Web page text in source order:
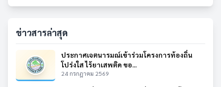
ข่าวสารล่าสุด
ประกาศเจตนารมณ์เข้าร่วมโครงการท้องถิ่น
โปร่งใส ไร้ยาเสพติด ขอ...
24 กรกฎาคม 2569